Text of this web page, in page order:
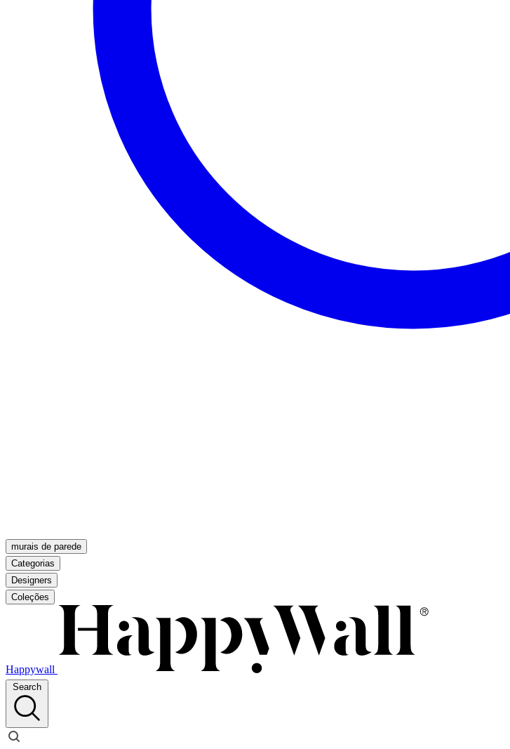
murais de parede
Categorias
Designers
Coleções
Happywall
Search